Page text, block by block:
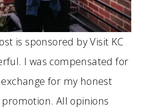
is sponsored by Visit KC
I was compensated for
for my honest
All opinions